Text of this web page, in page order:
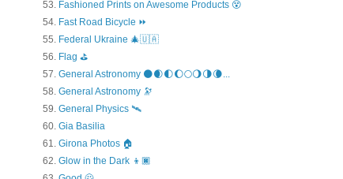
Fashioned Prints on Awesome Products 😵
Fast Road Bicycle ⏩
Federal Ukraine 🎄🇺🇦
Flag ⛳
General Astronomy 🌑🌒🌓🌔🌕🌖🌗🌘...
General Astronomy 🔭
General Physics 🛰
Gia Basilia
Girona Photos 🏠
Glow in the Dark 👦🏿